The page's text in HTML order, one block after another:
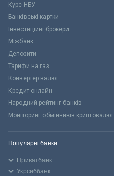
Курс НБУ
Банківські картки
Інвестиційні брокери
Міжбанк
Депозити
Тарифи на газ
Конвертер валют
Кредит онлайн
Народний рейтинг банків
Моніторинг обмінників криптовалют
Популярні банки
Приватбанк
Укрсиббанк